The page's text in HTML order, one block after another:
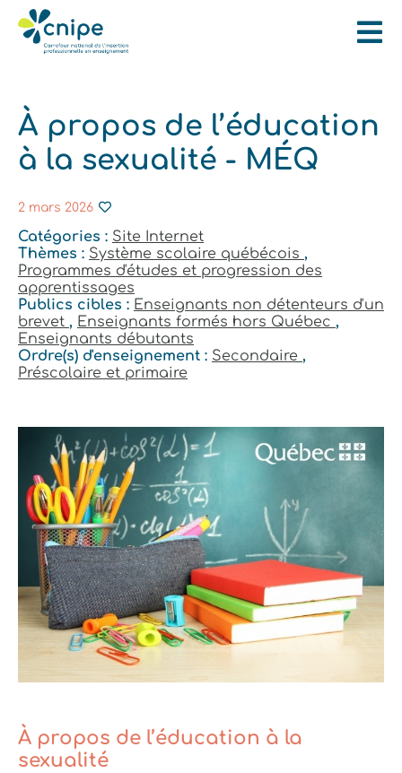
À propos de l’éducation
à la sexualité - MÉQ
2 mars 2026
Catégories : Site Internet
Thèmes : Système scolaire québécois ,
Programmes d'études et progression des
apprentissages
Publics cibles : Enseignants non détenteurs d'un
brevet , Enseignants formés hors Québec ,
Enseignants débutants
Ordre(s) d'enseignement : Secondaire ,
Préscolaire et primaire
À propos de l’éducation à la
sexualité